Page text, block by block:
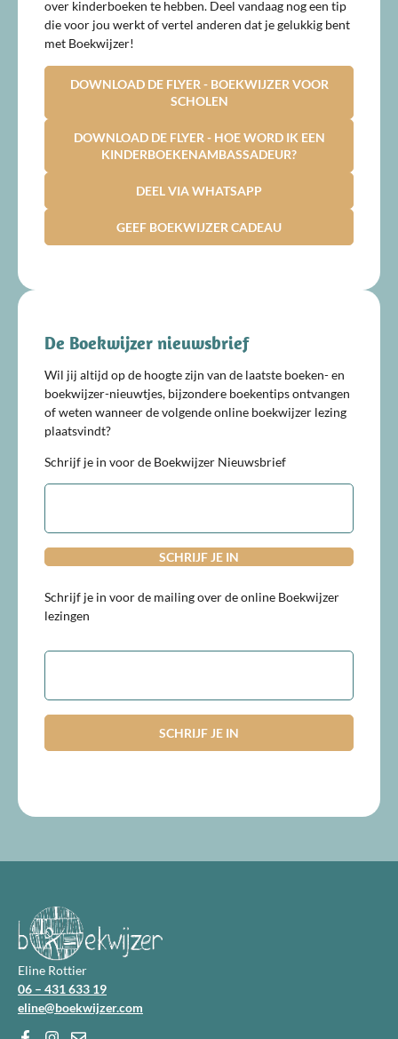
over kinderboeken te hebben. Deel vandaag nog een tip
die voor jou werkt of vertel anderen dat je gelukkig bent
met Boekwijzer!
DOWNLOAD DE FLYER - BOEKWIJZER VOOR
SCHOLEN
DOWNLOAD DE FLYER - HOE WORD IK EEN
KINDERBOEKENAMBASSADEUR?
DEEL VIA WHATSAPP
GEEF BOEKWIJZER CADEAU
De Boekwijzer nieuwsbrief
Wil jij altijd op de hoogte zijn van de laatste boeken- en
boekwijzer-nieuwtjes, bijzondere boekentips ontvangen
of weten wanneer de volgende online boekwijzer lezing
plaatsvindt?
Schrijf je in voor de Boekwijzer Nieuwsbrief
E-
Schrijf je in voor de mailing over de online Boekwijzer
lezingen
E-
Eline Rottier
06 – 431 633 19
eline@boekwijzer.com